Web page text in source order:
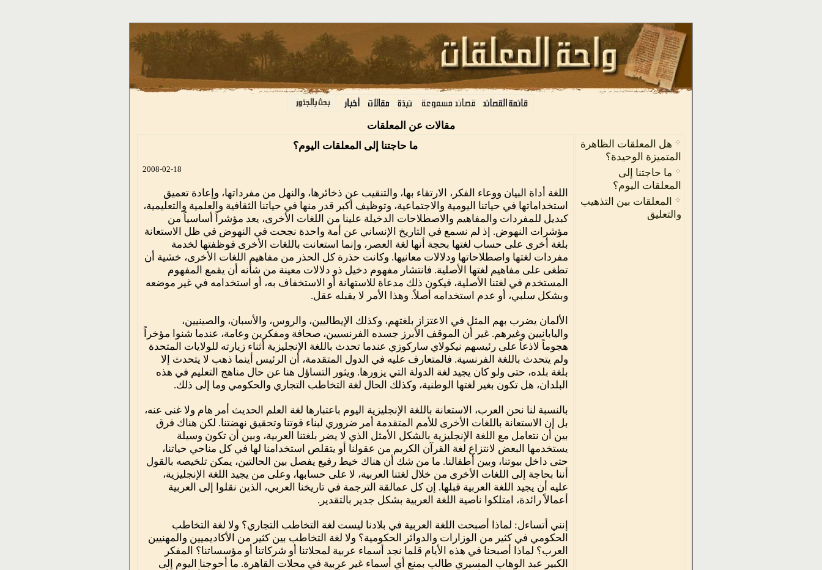
مقالات عن المعلقات
هل المعلقات الظاهرة
المتميزة الوحيدة؟
ما حاجتنا إلى
المعلقات اليوم؟
المعلقات بين التذهيب
والتعليق
ما حاجتنا إلى المعلقات اليوم؟
2008-02-18
اللغة أداة البيان ووعاء الفكر، الارتقاء بها، والتنقيب عن ذخائرها، والنهل من مفرداتها، وإعادة تعميق
استخداماتها في حياتنا اليومية والاجتماعية، وتوظيف أكبر قدر منها في حياتنا الثقافية والعلمية والتعليمية،
كبديل للمفردات والمفاهيم والاصطلاحات الدخيلة علينا من اللغات الأخرى، يعد مؤشراً أساسياً من
مؤشرات النهوض. إذ لم نسمع في التاريخ الإنساني عن أمة واحدة نجحت في النهوض في ظل الاستعانة
بلغة أخرى على حساب لغتها بحجة أنها لغة العصر، وإنما استعانت باللغات الأخرى فوظفتها لخدمة
مفردات لغتها واصطلاحاتها ودلالات معانيها. وكانت حذرة كل الحذر من مفاهيم اللغات الأخرى، خشية أن
تطغى على مفاهيم لغتها الأصلية. فانتشار مفهوم دخيل ذو دلالات معينة من شأنه أن يقمع المفهوم
المستخدم في لغتنا الأصلية، فيكون ذلك مدعاة للاستهانة أو الاستخفاف به، أو استخدامه في غير موضعه
وبشكل سلبي، أو عدم استخدامه أصلاً. وهذا الأمر لا يقبله عقل.
الألمان يضرب بهم المثل في الاعتزاز بلغتهم، وكذلك الإيطاليين، والروس، والأسبان، والصينيين،
واليابانيين وغيرهم. غير أن الموقف الأبرز جسده الفرنسيين، صحافة ومفكرين وعامة، عندما شنوا مؤخراً
هجوماً لاذعاً على رئيسهم نيكولاي ساركوزي عندما تحدث باللغة الإنجليزية أثناء زيارته للولايات المتحدة
ولم يتحدث باللغة الفرنسية. فالمتعارف عليه في الدول المتقدمة، أن الرئيس أينما ذهب لا يتحدث إلا
بلغة بلده، حتى ولو كان يجيد لغة الدولة التي يزورها. ويثور التساؤل هنا عن حال مناهج التعليم في هذه
البلدان، هل تكون بغير لغتها الوطنية، وكذلك الحال لغة التخاطب التجاري والحكومي وما إلى ذلك.
بالنسبة لنا نحن العرب، الاستعانة باللغة الإنجليزية اليوم باعتبارها لغة العلم الحديث أمر هام ولا غنى عنه،
بل إن الاستعانة باللغات الأخرى للأمم المتقدمة أمر ضروري لبناء قوتنا وتحقيق نهضتنا. لكن هناك فرق
بين أن نتعامل مع اللغة الإنجليزية بالشكل الأمثل الذي لا يضر بلغتنا العربية، وبين أن تكون وسيلة
يستخدمها البعض لانتزاع لغة القرآن الكريم من عقولنا أو يتقلص استخدامنا لها في كل مناحي حياتنا،
حتى داخل بيوتنا، وبين أطفالنا. ما من شك أن هناك خيط رفيع يفصل بين الحالتين، يمكن تلخيصه بالقول
أننا بحاجة إلى اللغات الأخرى من خلال لغتنا العربية، لا على حسابها، وعلى من يجيد اللغة الإنجليزية،
عليه أن يجيد اللغة العربية قبلها. إن كل عمالقة الترجمة في تاريخنا العربي، الذين نقلوا إلى العربية
أعمالاً رائدة، امتلكوا ناصية اللغة العربية بشكل جدير بالتقدير.
إنني أتساءل: لماذا أصبحت اللغة العربية في بلادنا ليست لغة التخاطب التجاري؟ ولا لغة التخاطب
الحكومي في كثير من الوزارات والدوائر الحكومية؟ ولا لغة التخاطب بين كثير من الأكاديميين والمهنيين
العرب؟ لماذا أصبحنا في هذه الأيام قلما نجد أسماء عربية لمحلاتنا أو شركاتنا أو مؤسساتنا؟ المفكر
الكبير عبد الوهاب المسيري طالب بمنع أي أسماء غير عربية في محلات القاهرة. ما أحوجنا اليوم إلى